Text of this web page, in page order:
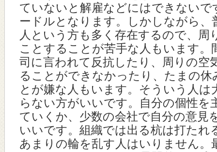
ていないと解雇などにはできないで
ードルとなります。しかしながら、
人という方も多く存在するので、周
ことすることが苦手な人もいます。
司に言われて反抗したり、周りの空
ることができなかったり、たまの
とが嫌な人もいます。そういう人は
らない方がいいです。自分の個性を
ていくか、少数の会社で自分の意見
いいです。組織では出る杭は打たれ
あまりの輪を乱す人はいりません。